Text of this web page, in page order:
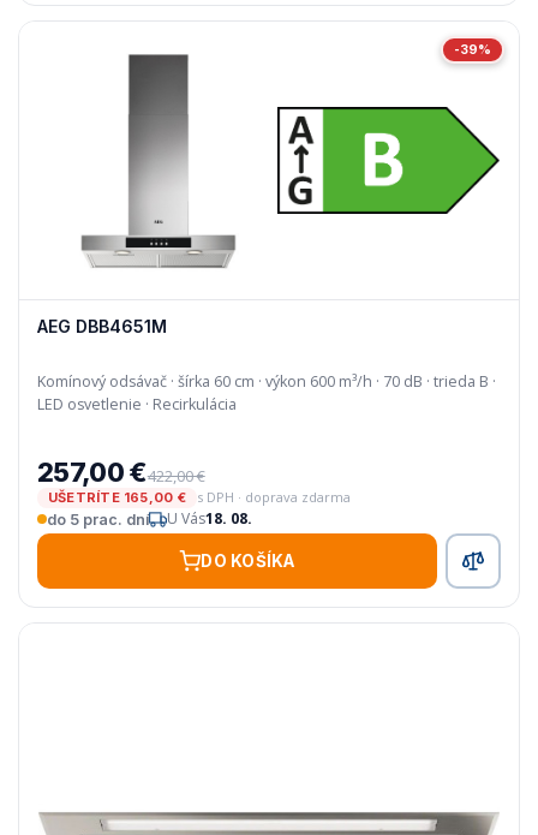
-39%
AEG DBB4651M
Komínový odsávač · šírka 60 cm · výkon 600 m³/h · 70 dB · trieda B ·
LED osvetlenie · Recirkulácia
257,00 €422,00 €
UŠETRÍTE 165,00 €
s DPH · doprava zdarma
do 5 prac. dní
U Vás18. 08.
DO KOŠÍKA